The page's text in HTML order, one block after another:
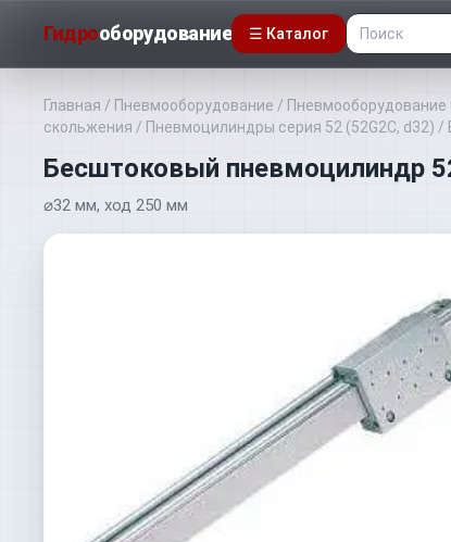
Гидрооборудование ☰ Каталог
Главная / Пневмооборудование / Пневмооборудование
скольжения / Пневмоцилиндры серия 52 (52G2C, d32) /
Бесштоковый пневмоцилиндр
⌀32 мм, ход 250 мм